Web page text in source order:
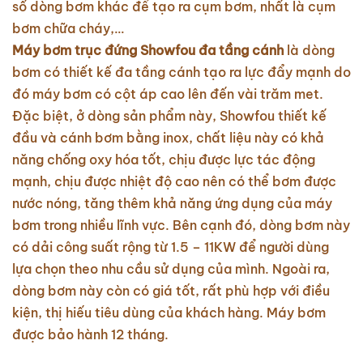
số dòng bơm khác để tạo ra cụm bơm, nhất là cụm
bơm chữa cháy,…
Máy bơm trục đứng Showfou đa tầng cánh là dòng
bơm có thiết kế đa tầng cánh tạo ra lực đẩy mạnh do
đó máy bơm có cột áp cao lên đến vài trăm met.
Đặc biệt, ở dòng sản phẩm này, Showfou thiết kế
đầu và cánh bơm bằng inox, chất liệu này có khả
năng chống oxy hóa tốt, chịu được lực tác động
mạnh, chịu được nhiệt độ cao nên có thể bơm được
nước nóng, tăng thêm khả năng ứng dụng của máy
bơm trong nhiều lĩnh vực. Bên cạnh đó, dòng bơm này
có dải công suất rộng từ 1.5 – 11KW để người dùng
lựa chọn theo nhu cầu sử dụng của mình. Ngoài ra,
dòng bơm này còn có giá tốt, rất phù hợp với điều
kiện, thị hiếu tiêu dùng của khách hàng. Máy bơm
được bảo hành 12 tháng.